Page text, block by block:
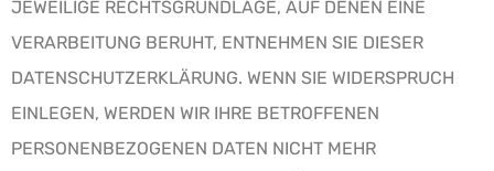
JEWEILIGE RECHTSGRUNDLAGE, AUF DENEN EINE
VERARBEITUNG BERUHT, ENTNEHMEN SIE DIESER
DATENSCHUTZERKLÄRUNG. WENN SIE WIDERSPRUCH
EINLEGEN, WERDEN WIR IHRE BETROFFENEN
PERSONENBEZOGENEN DATEN NICHT MEHR